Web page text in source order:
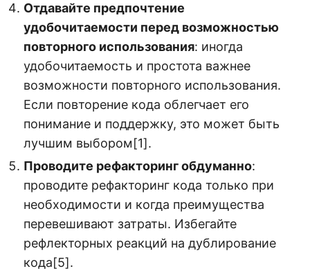
Отдавайте предпочтение
удобочитаемости перед возможностью
повторного использования: иногда
удобочитаемость и простота важнее
возможности повторного использования.
Если повторение кода облегчает его
понимание и поддержку, это может быть
лучшим выбором[1].
Проводите рефакторинг обдуманно:
проводите рефакторинг кода только при
необходимости и когда преимущества
перевешивают затраты. Избегайте
рефлекторных реакций на дублирование
кода[5].